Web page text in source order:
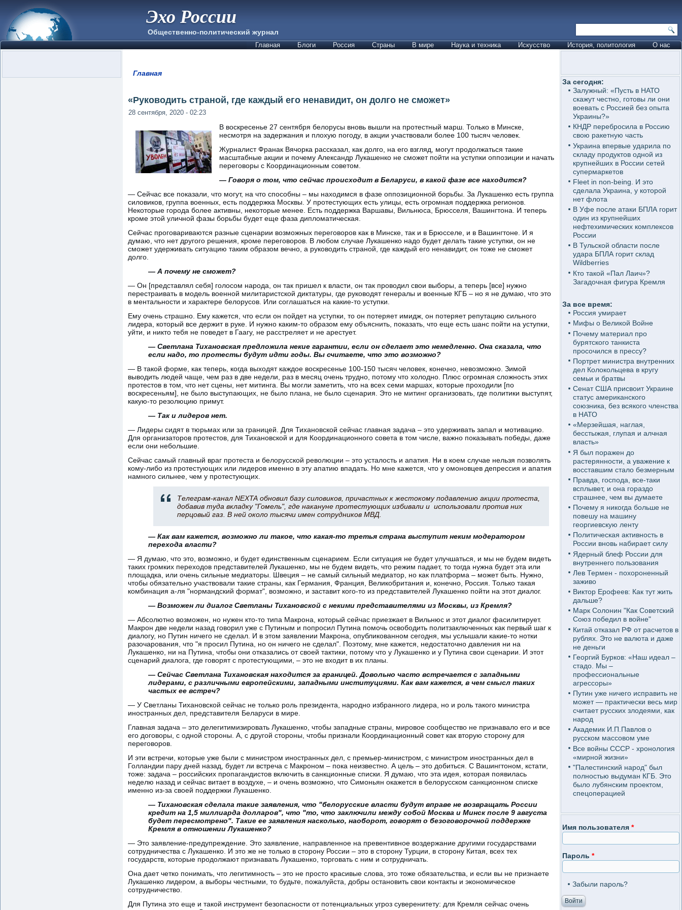
Эхо России
Общественно-политический журнал
Главная Блоги Россия Страны В мире Наука и техника Искусство История, политология О нас
Главная
«Руководить страной, где каждый его ненавидит, он долго не сможет»
28 сентября, 2020 - 02:23
В воскресенье 27 сентября белорусы вновь вышли на протестный марш. Только в Минске,
несмотря на задержания и плохую погоду, в акции участвовали более 100 тысяч человек.
Журналист Франак Вячорка рассказал, как долго, на его взгляд, могут продолжаться такие
масштабные акции и почему Александр Лукашенко не сможет пойти на уступки оппозиции и начать
переговоры с Координационным советом.
— Говоря о том, что сейчас происходит в Беларуси, в какой фазе все находится?
— Сейчас все показали, что могут, на что способны – мы находимся в фазе оппозиционной борьбы. За Лукашенко есть группа
силовиков, группа военных, есть поддержка Москвы. У протестующих есть улицы, есть огромная поддержка регионов.
Некоторые города более активны, некоторые менее. Есть поддержка Варшавы, Вильнюса, Брюсселя, Вашингтона. И теперь
кроме этой уличной фазы борьбы будет еще фаза дипломатическая.
Сейчас проговариваются разные сценарии возможных переговоров как в Минске, так и в Брюсселе, и в Вашингтоне. И я
думаю, что нет другого решения, кроме переговоров. В любом случае Лукашенко надо будет делать такие уступки, он не
сможет удерживать ситуацию таким образом вечно, а руководить страной, где каждый его ненавидит, он тоже не сможет
долго.
— А почему не сможет?
— Он [представлял себя] голосом народа, он так пришел к власти, он так проводил свои выборы, а теперь [все] нужно
перестраивать в модель военной милитаристской диктатуры, где руководят генералы и военные КГБ – но я не думаю, что это
в ментальности и характере белорусов. Или соглашаться на какие-то уступки.
Ему очень страшно. Ему кажется, что если он пойдет на уступки, то он потеряет имидж, он потеряет репутацию сильного
лидера, который все держит в руке. И нужно каким-то образом ему объяснить, показать, что еще есть шанс пойти на уступки,
уйти, и никто тебя не поведет в Гаагу, не расстреляет и не арестует.
— Светлана Тихановская предложила некие гарантии, если он сделает это немедленно. Она сказала, что
если надо, то протесты будут идти годы. Вы считаете, что это возможно?
— В такой форме, как теперь, когда выходят каждое воскресенье 100-150 тысяч человек, конечно, невозможно. Зимой
выводить людей чаще, чем раз в две недели, раз в месяц очень трудно, потому что холодно. Плюс огромная сложность этих
протестов в том, что нет сцены, нет митинга. Вы могли заметить, что на всех семи маршах, которые проходили [по
воскресеньям], не было выступающих, не было плана, не было сценария. Это не митинг организовать, где политики выступят,
какую-то резолюцию примут.
— Так и лидеров нет.
— Лидеры сидят в тюрьмах или за границей. Для Тихановской сейчас главная задача – это удерживать запал и мотивацию.
Для организаторов протестов, для Тихановской и для Координационного совета в том числе, важно показывать победы, даже
если они небольшие.
Сейчас самый главный враг протеста и белорусской революции – это усталость и апатия. Ни в коем случае нельзя позволять
кому-либо из протестующих или лидеров именно в эту апатию впадать. Но мне кажется, что у омоновцев депрессия и апатия
намного сильнее, чем у протестующих.
Телеграм-канал NЕXTA обновил базу силовиков, причастных к жестокому подавлению акции протеста,
добавив туда вкладку "Гомель", где накануне протестующих избивали и использовали против них
перцовый газ. В ней около тысячи имен сотрудников МВД.
— Как вам кажется, возможно ли такое, что какая-то третья страна выступит неким модератором
перехода власти?
— Я думаю, что это, возможно, и будет единственным сценарием. Если ситуация не будет улучшаться, и мы не будем видеть
таких громких переходов представителей Лукашенко, мы не будем видеть, что режим падает, то тогда нужна будет эта или
площадка, или очень сильные медиаторы. Швеция – не самый сильный медиатор, но как платформа – может быть. Нужно,
чтобы обязательно участвовали такие страны, как Германия, Франция, Великобритания и, конечно, Россия. Только такая
комбинация а-ля "нормандский формат", возможно, и заставит кого-то из представителей Лукашенко пойти на этот диалог.
— Возможен ли диалог Светланы Тихановской с некими представителями из Москвы, из Кремля?
— Абсолютно возможен, но нужен кто-то типа Макрона, который сейчас приезжает в Вильнюс и этот диалог фасилитирует.
Макрон две недели назад говорил уже с Путиным и попросил Путина помочь освободить политзаключенных как первый шаг к
диалогу, но Путин ничего не сделал. И в этом заявлении Макрона, опубликованном сегодня, мы услышали какие-то нотки
разочарования, что "я просил Путина, но он ничего не сделал". Поэтому, мне кажется, недостаточно давления ни на
Лукашенко, ни на Путина, чтобы они отказались от своей тактики, потому что у Лукашенко и у Путина свои сценарии. И этот
сценарий диалога, где говорят с протестующими, – это не входит в их планы.
— Сейчас Светлана Тихановская находится за границей. Довольно часто встречается с западными
лидерами, с различными европейскими, западными институциями. Как вам кажется, в чем смысл таких
частых ее встреч?
— У Светланы Тихановской сейчас не только роль президента, народно избранного лидера, но и роль такого министра
иностранных дел, представителя Беларуси в мире.
Главная задача – это делегитимизировать Лукашенко, чтобы западные страны, мировое сообщество не признавало его и все
его договоры, с одной стороны. А, с другой стороны, чтобы признали Координационный совет как вторую сторону для
переговоров.
И эти встречи, которые уже были с министром иностранных дел, с премьер-министром, с министром иностранных дел в
Голландии пару дней назад, будет ли встреча с Макроном – пока неизвестно. А цель – это добиться. С Вашингтоном, кстати,
тоже: задача – российских пропагандистов включить в санкционные списки. Я думаю, что эта идея, которая появилась
неделю назад и сейчас витает в воздухе, – и очень возможно, что Симоньян окажется в белорусском санкционном списке
именно из-за своей поддержки Лукашенко.
— Тихановская сделала такие заявления, что "белорусские власти будут вправе не возвращать России
кредит на 1,5 миллиарда долларов", что "то, что заключили между собой Москва и Минск после 9 августа
будет пересмотрено". Такие ее заявления насколько, наоборот, говорят о безоговорочной поддержке
Кремля в отношении Лукашенко?
— Это заявление-предупреждение. Это заявление, направленное на превентивное воздержание другими государствами
сотрудничества с Лукашенко. И это же не только в сторону России – это в сторону Турции, в сторону Китая, всех тех
государств, которые продолжают признавать Лукашенко, торговать с ним и сотрудничать.
Она дает четко понимать, что легитимность – это не просто красивые слова, это тоже обязательства, и если вы не признаете
Лукашенко лидером, а выборы честными, то будьте, пожалуйста, добры остановить свои контакты и экономическое
сотрудничество.
Для Путина это еще и такой инструмент безопасности от потенциальных угроз суверенитету: для Кремля сейчас очень
За сегодня:
Залужный: «Пусть в НАТО
скажут честно, готовы ли они
воевать с Россией без опыта
Украины?»
КНДР перебросила в Россию
свою ракетную часть
Украина впервые ударила по
складу продуктов одной из
крупнейших в России сетей
супермаркетов
Fleet in non-being. И это
сделала Украина, у которой
нет флота
В Уфе после атаки БПЛА горит
один из крупнейших
нефтехимических комплексов
России
В Тульской области после
удара БПЛА горит склад
Wildberries
Кто такой «Пал Лаич»?
Загадочная фигура Кремля
За все время:
Россия умирает
Мифы о Великой Войне
Почему материал про
бурятского танкиста
просочился в прессу?
Портрет министра внутренних
дел Колокольцева в кругу
семьи и братвы
Сенат США присвоит Украине
статус американского
союзника, без всякого членства
в НАТО
«Мерзейшая, наглая,
бесстыжая, глупая и алчная
власть»
Я был поражен до
растерянности, а уважение к
восставшим стало безмерным
Правда, господа, все-таки
всплывет, и она гораздо
страшнее, чем вы думаете
Почему я никогда больше не
повешу на машину
георгиевскую ленту
Политическая активность в
России вновь набирает силу
Ядерный блеф России для
внутреннего пользования
Лев Термен - похороненный
заживо
Виктор Ерофеев: Как тут жить
дальше?
Марк Солонин "Как Советский
Союз победил в войне"
Китай отказал РФ от расчетов в
рублях. Это не валюта и даже
не деньги
Георгий Бурков: «Наш идеал –
стадо. Мы –
профессиональные
агрессоры»
Путин уже ничего исправить не
может — практически весь мир
считает русских злодеями, как
народ
Академик И.П.Павлов о
русском массовом уме
Все войны СССР - хронология
«мирной жизни»
"Палестинский народ" был
полностью выдуман КГБ. Это
было лубянским проектом,
спецоперацией
Имя пользователя *
Пароль *
Забыли пароль?